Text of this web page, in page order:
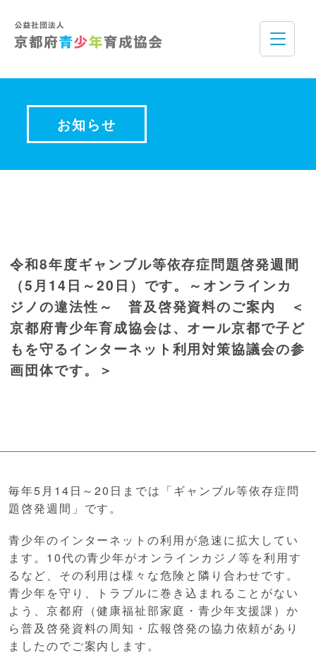
お知らせ
令和8年度ギャンブル等依存症問題啓発週間
（5月14日～20日）です。～オンラインカ
ジノの違法性～ 普及啓発資料のご案内 ＜
京都府青少年育成協会は、オール京都で子ど
もを守るインターネット利用対策協議会の参
画団体です。＞
毎年5月14日～20日までは「ギャンブル等依存症問
題啓発週間」です。
青少年のインターネットの利用が急速に拡大してい
ます。10代の青少年がオンラインカジノ等を利用す
るなど、その利用は様々な危険と隣り合わせです。
青少年を守り、トラブルに巻き込まれることがない
よう、京都府（健康福祉部家庭・青少年支援課）か
ら普及啓発資料の周知・広報啓発の協力依頼があり
ましたのでご案内します。